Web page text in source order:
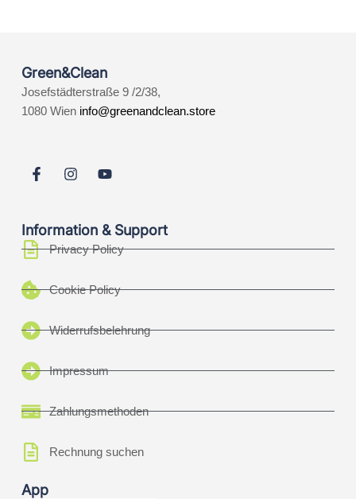
Green&Clean
Josefstädterstraße 9 /2/38,
1080 Wien info@greenandclean.store
Information & Support
Privacy Policy
Cookie Policy
Widerrufsbelehrung
Impressum
Zahlungsmethoden
Rechnung suchen
App